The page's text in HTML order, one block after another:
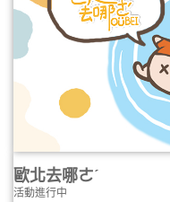
歐北去哪ㄜˊ
活動進行中